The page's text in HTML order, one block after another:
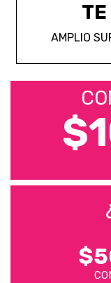
TE
AMPLIO